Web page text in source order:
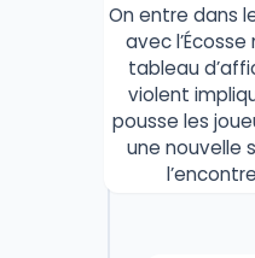
On entre dans
avec
tableau
violent
pousse les
une nouvelle